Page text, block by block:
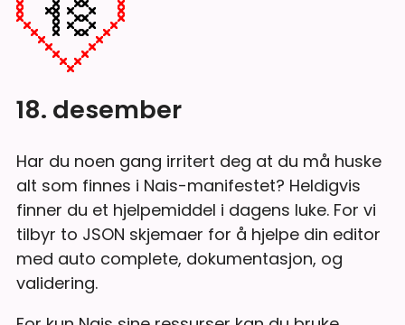
18. desember
Har du noen gang irritert deg at du må huske
alt som finnes i Nais-manifestet? Heldigvis
finner du et hjelpemiddel i dagens luke. For vi
tilbyr to JSON skjemaer for å hjelpe din editor
med auto complete, dokumentasjon, og
validering.